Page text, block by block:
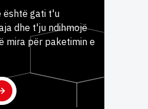
është gati t'u
dhe t'ju ndihmojë
mira për paketimin e